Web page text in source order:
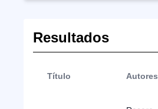
Resultados
Título Autores